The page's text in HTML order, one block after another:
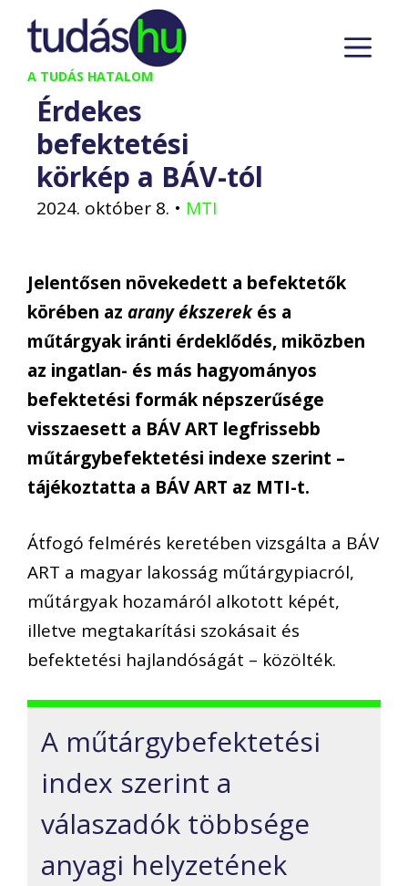
Kilépés
tartalomba
A TUDÁS HATALOM
Érdekes
befektetési
körkép a BÁV-tól
2024. október 8. • MTI
Jelentősen növekedett a befektetők
körében az arany ékszerekés a
műtárgyak iránti érdeklődés, miközben
az ingatlan- és más hagyományos
befektetési formák népszerűsége
visszaesett a BÁV ART legfrissebb
műtárgybefektetési indexe szerint –
tájékoztatta a BÁV ART az MTI-t.
Átfogó felmérés keretében vizsgálta a BÁV
ART a magyar lakosság műtárgypiacról,
műtárgyak hozamáról alkotott képét,
illetve megtakarítási szokásait és
befektetési hajlandóságát – közölték.
A műtárgybefektetési
index szerint a
válaszadók többsége
anyagi helyzetének